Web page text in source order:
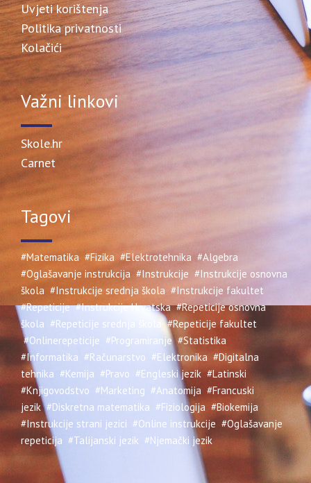
Uvjeti korištenja
Politika privatnosti
Kolačići
Važni linkovi
Skole.hr
Carnet
Tagovi
#Matematika #Fizika #Elektrotehnika #Algebra
#Oglašavanje instrukcija #Instrukcije #Instrukcije osnovna
škola #Instrukcije srednja škola #Instrukcije fakultet
#Repeticije #Instrukcije Hrvatska #Repeticije osnovna
škola #Repeticije srednja škola
#Repeticije fakultet
#Onlinerepeticije #Programiranje #Statistika
#Informatika #Računarstvo #Elektronika #Digitalna
tehnika #Kemija #Pravo #Engleski jezik #Latinski
#Knjigovodstvo #Marketing #Anatomija #Francuski
jezik #Diskretna matematika #Fiziologija #Biokemija
#Instrukcije strani jezici #Online instrukcije #Oglašavanje
repeticija #Talijanski jezik #Njemački jezik